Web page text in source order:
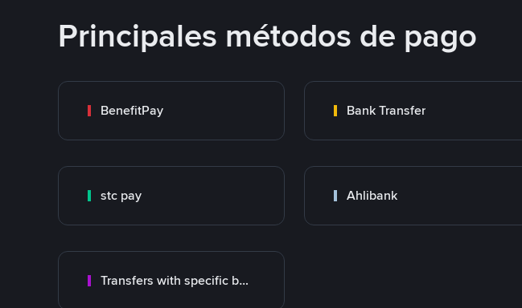
Principales métodos de pago
BenefitPay Bank Transfer
stc pay Ahlibank
Transfers with specific bank